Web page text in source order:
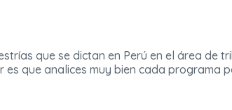
que se dictan en Perú en el área de
es que analices muy bien cada programa